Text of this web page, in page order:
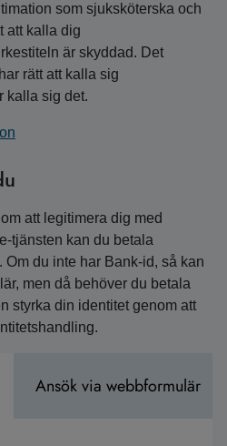
som sjuksköterska och
att kalla dig
är skyddad. Det
rätt att kalla sig
kalla sig det.
att legitimera dig med
kan du betala
du inte har Bank‑id, så kan
men då behöver du betala
styrka din identitet genom att
Ansök via webbformulär